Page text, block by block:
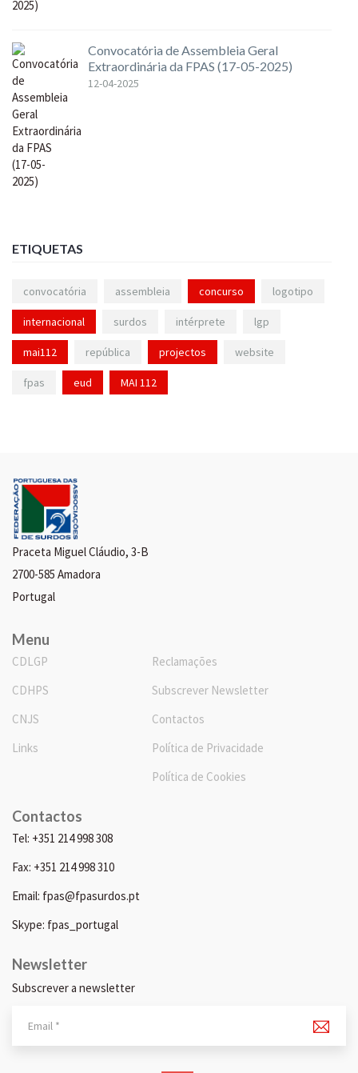
Convocatória de Assembleia Geral
Extraordinária da FPAS (17-05-2025)
12-04-2025
ETIQUETAS
convocatória assembleia concurso logotipo
internacional surdos intérprete lgp
mai112 república projectos website
fpas eud MAI 112
Praceta Miguel Cláudio, 3-B
2700-585 Amadora
Portugal
Menu
CDLGP
CDHPS
CNJS
Links
Reclamações
Subscrever Newsletter
Contactos
Política de Privacidade
Política de Cookies
Contactos
Tel: +351 214 998 308
Fax: +351 214 998 310
Email: fpas@fpasurdos.pt
Skype: fpas_portugal
Newsletter
Subscrever a newsletter